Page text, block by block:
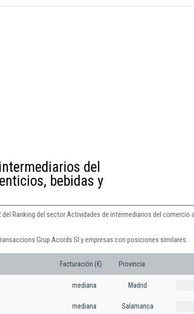
del
bebidas y
Ranking del sector Actividades de intermediarios del comercio
Grup Acords Sl y empresas con posiciones similares:
Facturación (€) Provincia
mediana Madrid
mediana Salamanca